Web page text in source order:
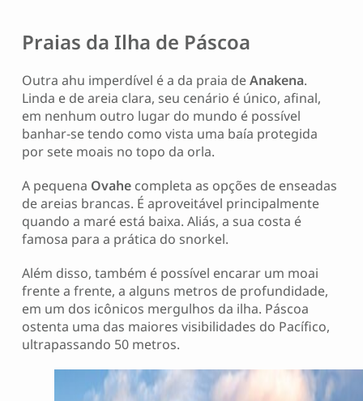
Praias da Ilha de Páscoa
Outra ahu imperdível é a da praia deAnakena.
Linda e de areia clara, seu cenário é único, afinal,
em nenhum outro lugar do mundo é possível
banhar-se tendo como vista uma baía protegida
por sete moais no topo da orla.
A pequena Ovahecompleta as opções de enseadas
de areias brancas. É aproveitável principalmente
quando a maré está baixa. Aliás, a sua costa é
famosa para a prática do snorkel.
Além disso, também é possível encarar um moai
frente a frente, a alguns metros de profundidade,
em um dos icônicos mergulhos da ilha. Páscoa
ostenta uma das maiores visibilidades do Pacífico,
ultrapassando 50 metros.